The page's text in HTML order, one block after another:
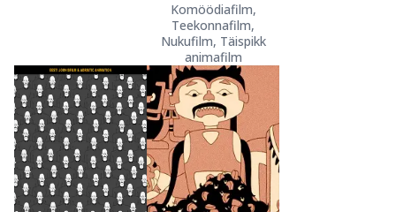
Komöödiafilm,
Teekonnafilm,
Nukufilm, Täispikk
animafilm